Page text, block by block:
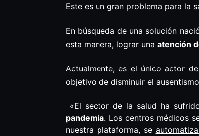
Este es un gran problema para la
En búsqueda de una solución nació
esta manera, lograr una atención
Actualmente, es el único actor
objetivo de disminuir el
«El sector de la salud ha
pandemia. Los centros médicos
nuestra plataforma, se